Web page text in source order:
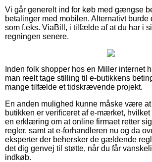
Vi går generelt ind for køb med gængse
betalinger med mobilen. Alternativt burde
som f.eks. ViaBill, i tilfælde af at du har i
regningen senere.
Inden folk shopper hos en Miller internet
man reelt tage stilling til e-butikkens
mange tilfælde et tidskrævende projekt.
En anden mulighed kunne måske være
butikken er verificeret af e-mærket,
en erklæring om at online firmaet retter
regler, samt at e-forhandleren nu og da
eksperter der behersker de gældende
det dig genvej til støtte, når du får
indkøb.